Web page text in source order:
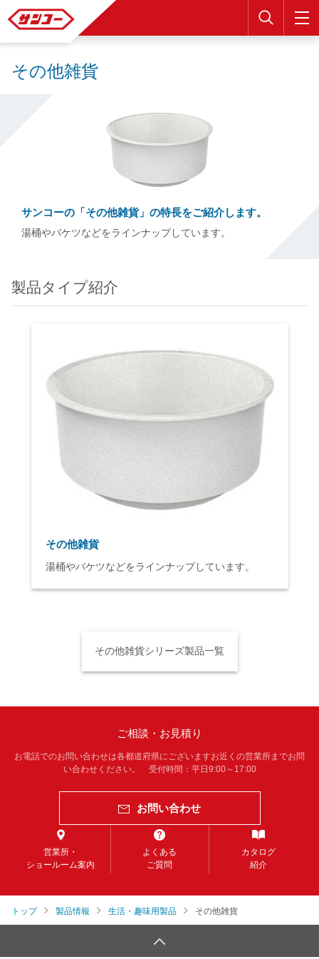
検索
その他雑貨
サンコーの「その他雑貨」の特長をご紹介します。
湯桶やバケツなどをラインナップしています。
製品タイプ紹介
その他雑貨
湯桶やバケツなどをラインナップしています。
その他雑貨シリーズ製品一覧
ご相談・お見積り
お電話でのお問い合わせは各都道府県にございますお近くの営業所までお問
い合わせください。 受付時間：平日9:00～17:00
お問い合わせ
営業所・
ショールーム案内
よくある
ご質問
カタログ
紹介
トップ 製品情報 生活・趣味用製品 その他雑貨